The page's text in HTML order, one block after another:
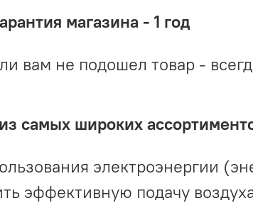
магазина - 1 год
вам не подошел товар -
самых широких
электроэнергии
эффективную подачу